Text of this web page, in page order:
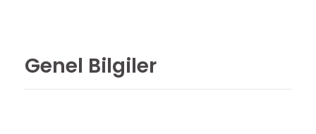
Genel Bilgiler